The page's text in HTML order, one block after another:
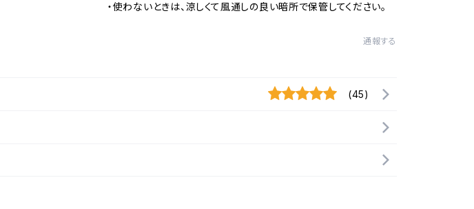
・使わないときは、涼しくて風通しの良い暗所で保管してください。
通報する
(45)